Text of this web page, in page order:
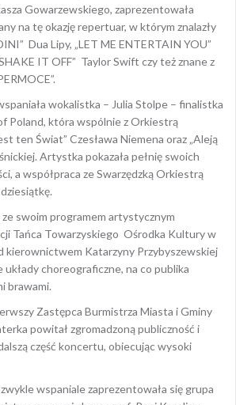
Gowarzewskiego, zaprezentowała
na tę okazję repertuar, w którym znalazły
Dua Lipy, „LET ME ENTERTAIN YOU”
IT OFF” Taylor Swift czy też znane z
wokalistka – Julia Stolpe – finalistka
Poland, która wspólnie z Orkiestrą
ten Świat” Czesława Niemena oraz „Aleją
Artystka pokazała pełnię swoich
a współpraca ze Swarzędzką Orkiestrą
swoim programem artystycznym
Tańca Towarzyskiego Ośrodka Kultury w
kierownictwem Katarzyny Przybyszewskiej
układy choreograficzne, na co publika
brawami.
Zastępca Burmistrza Miasta i Gminy
powitał zgromadzoną publiczność i
część koncertu, obiecując wysoki
wspaniale zaprezentowała się grupa